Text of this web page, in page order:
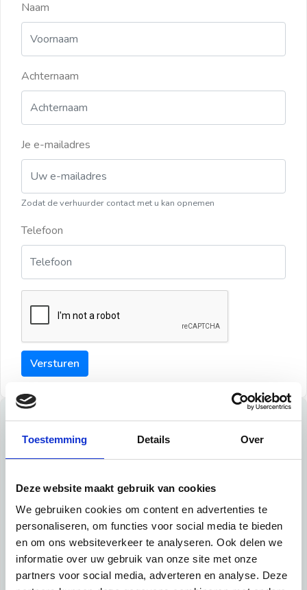
Toestemming Details Over
Deze website maakt gebruik van cookies
We gebruiken cookies om content en advertenties te
personaliseren, om functies voor social media te bieden
en om ons websiteverkeer te analyseren. Ook delen we
informatie over uw gebruik van onze site met onze
partners voor social media, adverteren en analyse. Deze
Naam
Achternaam
Je e-mailadres
Zodat de verhuurder contact met u kan opnemen
Telefoon
Versturen
Tips
Tip 1:
Schrijf een duidelijke introductie en geef de volgende
informatie mee:
Ben je student, werkachtig of werkzoekend